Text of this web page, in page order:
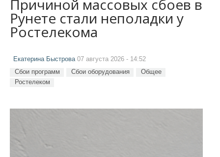
Причиной массовых сбоев в
Рунете стали неполадки у
Ростелекома
Екатерина Быстрова 07 августа 2026 - 14:52
Сбои программ Сбои оборудования
Общее
Ростелеком